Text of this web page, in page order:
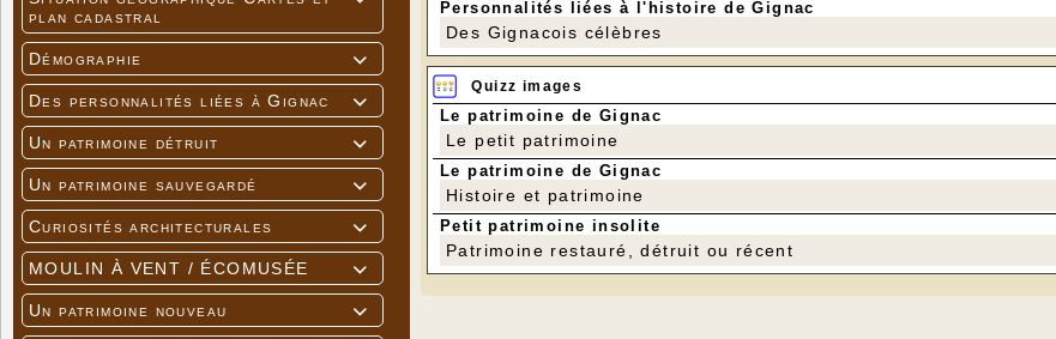
plan cadastral

Démographie

Des personnalités liées à Gignac

Un patrimoine détruit

Un patrimoine sauvegardé

Curiosités architecturales

MOULIN À VENT / ÉCOMUSÉE

Un patrimoine nouveau
Personnalités liées à l'histoire de Gignac
Des Gignacois célèbres
Quizz images
Le patrimoine de Gignac
Le petit patrimoine
Le patrimoine de Gignac
Histoire et patrimoine
Petit patrimoine insolite
Patrimoine restauré, détruit ou récent